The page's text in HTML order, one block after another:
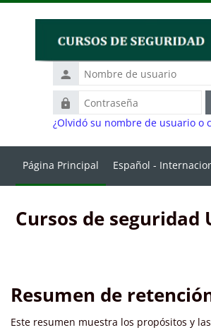
Nombre
de
usuario
Contraseña
¿Olvidó su nombre de usuario o
Página Principal Español -
Cursos de seguridad
Resumen de
Este resumen muestra los propósitos y